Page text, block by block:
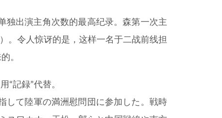
独出演主角次数的最高纪录。森第一次主
。令人惊讶的是，这样一名于二战前线担
。
“記録”代替。
して陸軍の満洲慰問団に参加した。戦時